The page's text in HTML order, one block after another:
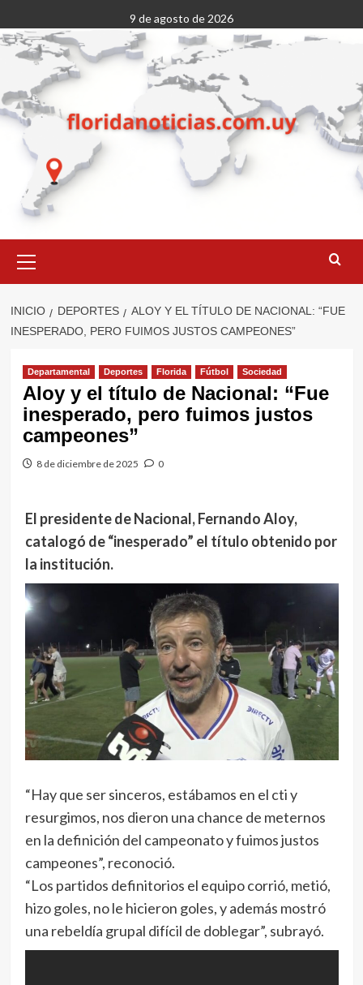
al
contenido
9 de agosto de 2026
primario
INICIO DEPORTES
ALOY Y EL TÍTULO DE NACIONAL: “FUE
INESPERADO, PERO FUIMOS JUSTOS CAMPEONES”
Departamental Deportes Florida Fútbol Sociedad
Aloy y el título de Nacional: “Fue
inesperado, pero fuimos justos
campeones”
8 de diciembre de 2025 0
El presidente de Nacional, Fernando Aloy,
catalogó de “inesperado” el título obtenido por
la institución.
“Hay que ser sinceros, estábamos en el cti y
resurgimos, nos dieron una chance de meternos
en la definición del campeonato y fuimos justos
campeones”, reconoció.
“Los partidos definitorios el equipo corrió, metió,
hizo goles, no le hicieron goles, y además mostró
una rebeldía grupal difícil de doblegar”, subrayó.